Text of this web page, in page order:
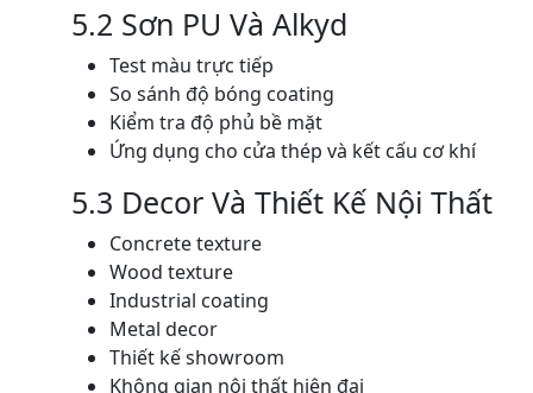
5.2 Sơn PU Và Alkyd
Test màu trực tiếp
So sánh độ bóng coating
Kiểm tra độ phủ bề mặt
Ứng dụng cho cửa thép và kết cấu cơ khí
5.3 Decor Và Thiết Kế Nội Thất
Concrete texture
Wood texture
Industrial coating
Metal decor
Thiết kế showroom
Không gian nội thất hiện đại